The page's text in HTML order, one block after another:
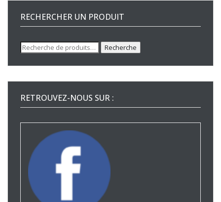
RECHERCHER UN PRODUIT
Recherche
pour :
Recherche
RETROUVEZ-NOUS SUR :